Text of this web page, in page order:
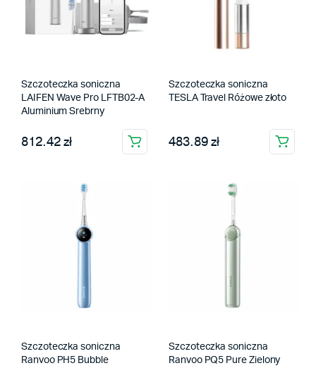
Szczoteczka soniczna
LAIFEN Wave Pro LFTB02-A
Aluminium Srebrny
812.42 zł
Szczoteczka soniczna
TESLA Travel Różowe złoto
483.89 zł
Szczoteczka soniczna
Ranvoo PH5 Bubble
Szczoteczka soniczna
Ranvoo PQ5 Pure Zielony